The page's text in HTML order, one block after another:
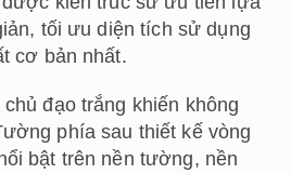
tối ưu diện tích sử dụng
cơ bản nhất.
đạo trắng khiến không
phía sau thiết kế vòng
bật trên nền tường, nền